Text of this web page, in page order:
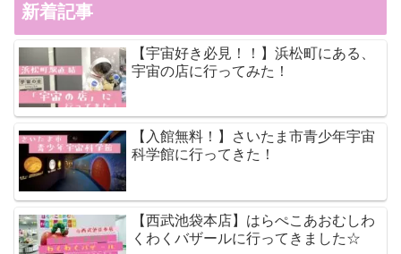
新着記事
【宇宙好き必見！！】浜松町にある、
宇宙の店に行ってみた！
【入館無料！】さいたま市青少年宇宙
科学館に行ってきた！
【西武池袋本店】はらぺこあおむしわ
くわくバザールに行ってきました☆